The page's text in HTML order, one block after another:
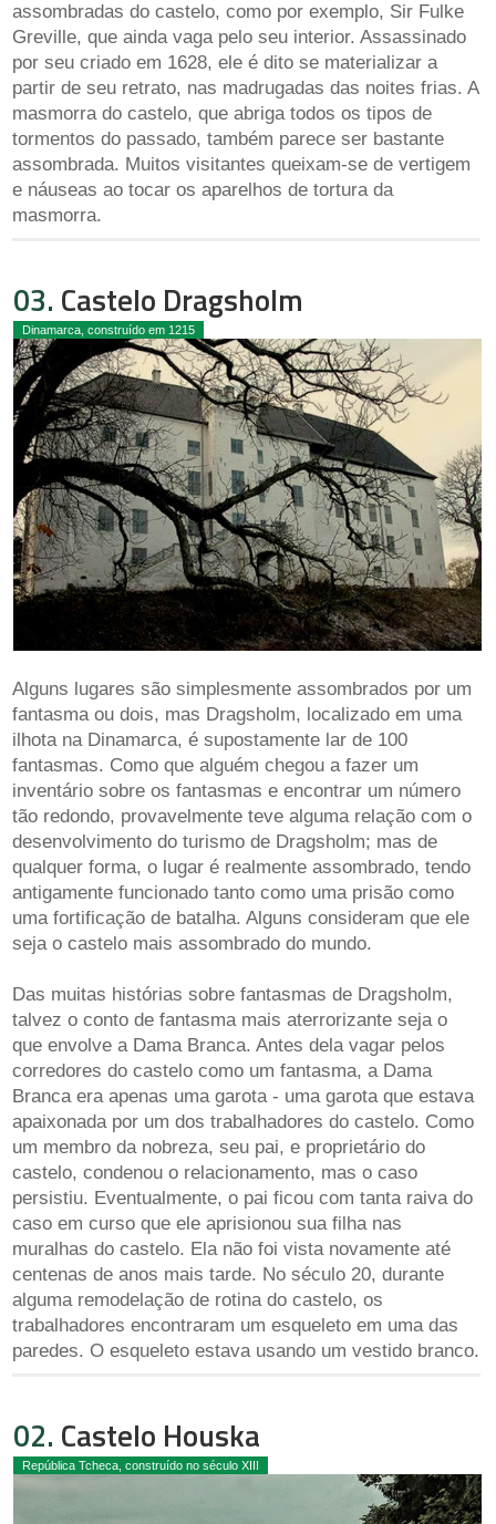
assombradas do castelo, como por exemplo, Sir Fulke
Greville, que ainda vaga pelo seu interior. Assassinado
por seu criado em 1628, ele é dito se materializar a
partir de seu retrato, nas madrugadas das noites frias. A
masmorra do castelo, que abriga todos os tipos de
tormentos do passado, também parece ser bastante
assombrada. Muitos visitantes queixam-se de vertigem
e náuseas ao tocar os aparelhos de tortura da
masmorra.
03. Castelo Dragsholm
Dinamarca, construído em 1215
Alguns lugares são simplesmente assombrados por um
fantasma ou dois, mas Dragsholm, localizado em uma
ilhota na Dinamarca, é supostamente lar de 100
fantasmas. Como que alguém chegou a fazer um
inventário sobre os fantasmas e encontrar um número
tão redondo, provavelmente teve alguma relação com o
desenvolvimento do turismo de Dragsholm; mas de
qualquer forma, o lugar é realmente assombrado, tendo
antigamente funcionado tanto como uma prisão como
uma fortificação de batalha. Alguns consideram que ele
seja o castelo mais assombrado do mundo.
Das muitas histórias sobre fantasmas de Dragsholm,
talvez o conto de fantasma mais aterrorizante seja o
que envolve a Dama Branca. Antes dela vagar pelos
corredores do castelo como um fantasma, a Dama
Branca era apenas uma garota - uma garota que estava
apaixonada por um dos trabalhadores do castelo. Como
um membro da nobreza, seu pai, e proprietário do
castelo, condenou o relacionamento, mas o caso
persistiu. Eventualmente, o pai ficou com tanta raiva do
caso em curso que ele aprisionou sua filha nas
muralhas do castelo. Ela não foi vista novamente até
centenas de anos mais tarde. No século 20, durante
alguma remodelação de rotina do castelo, os
trabalhadores encontraram um esqueleto em uma das
paredes. O esqueleto estava usando um vestido branco.
02. Castelo Houska
República Tcheca, construído no século XIII